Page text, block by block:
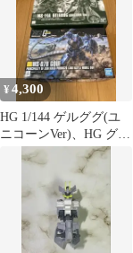
¥4,300
HG 1/144 ゲルググ(ユ
ニコーンVer)、HG グ
フ 2個セット